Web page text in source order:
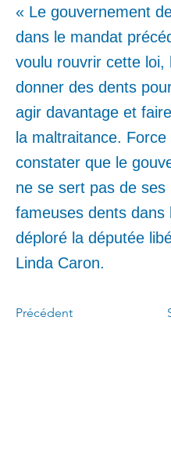
« Le gouvernement
dans le mandat
voulu rouvrir cette loi,
donner des dents
agir davantage et
la maltraitance.
constater que le
ne se sert pas de ses
fameuses dents dans
déploré la députée
Linda Caron.
Précédent